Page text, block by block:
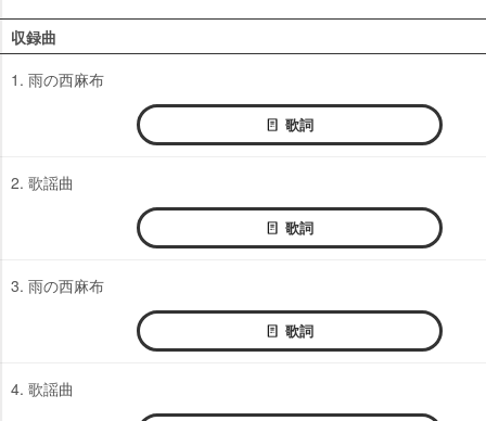
収録曲
1. 雨の西麻布
歌詞
2. 歌謡曲
歌詞
3. 雨の西麻布
歌詞
4. 歌謡曲